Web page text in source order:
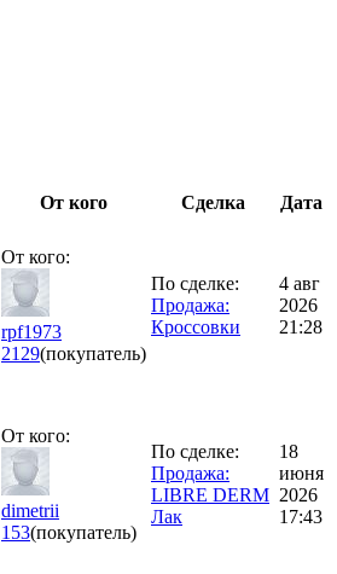
От кого Сделка
Дата
От кого:
rpf1973
2129(покупатель)
По сделке:
Продажа:
Кроссовки
4 авг
2026
21:28
От кого:
dimetrii
153(покупатель)
По сделке:
Продажа:
LIBRE DERM
Лак
18
июня
2026
17:43